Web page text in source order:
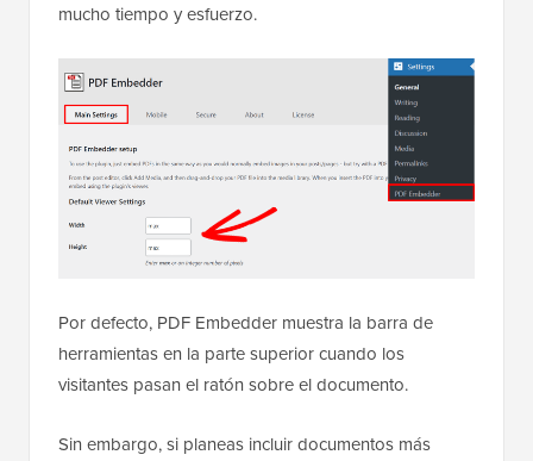
mucho tiempo y esfuerzo.
Por defecto, PDF Embedder muestra la barra de
herramientas en la parte superior cuando los
visitantes pasan el ratón sobre el documento.
Sin embargo, si planeas incluir documentos más